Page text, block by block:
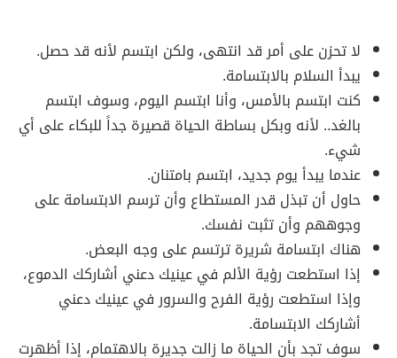
لا تحزن على أمر قد انتهى، ولكن ابتسم لأنه قد حصل.
يبدأ السلام بالابتسامة.
كنت ابتسم بالأمس، وأنا ابتسم اليوم، وسوف ابتسم
بالغد.. لأنه وبكل بساطة الحياة قصيرة جداً للبكاء على أي
شيء.
عندما يبدأ يوم جديد، ابتسم بامتنان.
حاول أن تبذل قدر المستطاع وأن ترسم الابتسامة على
وجوههم وأن تثبت نفسك.
هناك ابتسامة شريرة ترتسم على وجه البعض.
إذا استطعت رؤية الألم في عينيك دعني أشاركك الدموع،
وإذا استطعت رؤية الفرح والسرور في عينيك دعني
أشاركك الابتسامة.
سوف تجد بأن الحياة ما زالت جديرة بالاهتمام، إذا أظهرت